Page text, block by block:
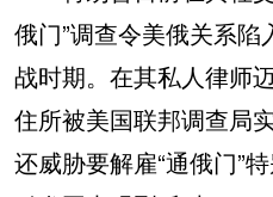
俄门”调查令美俄关系
战时期。在其私人律师
住所被美国联邦调查局
还威胁要解雇“通俄门”